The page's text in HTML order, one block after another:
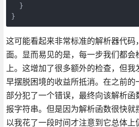
  }
}
这可能看起来非常标准的解析器代码
面。显而易见的是，每一步我们都
上。这增加了很多额外的检查，但我
早摆脱困境的收益所抵消。在之前的
部分犯了一个错误，最终向该解析函
报字符串。但是因为解析函数很快就
以我花了一段时间才注意到它总体上